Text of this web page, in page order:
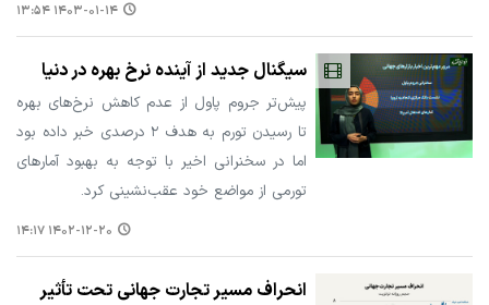
۱۴۰۳-۰۱-۱۴ ۱۳:۵۴
سیگنال جدید از آینده نرخ بهره در دنیا
پیش‌تر جروم پاول از عدم کاهش نرخ‌های بهره
تا رسیدن تورم به هدف ۲ درصدی خبر داده بود
اما در سخنرانی اخیر با توجه به بهبود آمارهای
تورمی از مواضع خود عقب‌نشینی کرد.
۱۴۰۲-۱۲-۲۰ ۱۴:۱۷
انحراف مسیر تجارت جهانی تحت تأثیر